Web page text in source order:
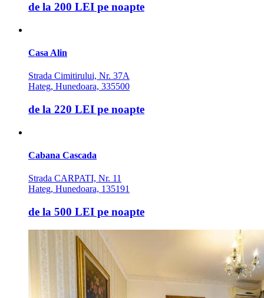
de la 200 LEI pe noapte
Casa Alin
Strada Cimitirului, Nr. 37A
Hateg, Hunedoara, 335500
de la 220 LEI pe noapte
Cabana Cascada
Strada CARPATI, Nr. 11
Hateg, Hunedoara, 135191
de la 500 LEI pe noapte